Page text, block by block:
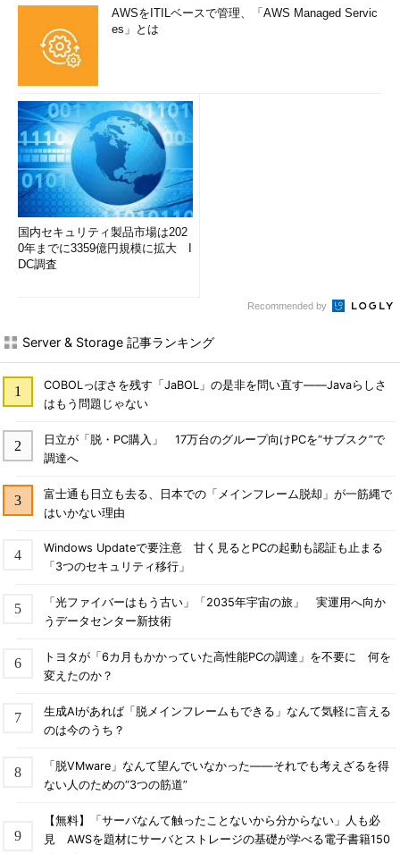
AWSをITILベースで管理、「AWS Managed Servic
es」とは
国内セキュリティ製品市場は202
0年までに3359億円規模に拡大 I
DC調査
Recommended by
Server & Storage 記事ランキング
COBOLっぽさを残す「JaBOL」の是非を問い直す――Javaらしさ
はもう問題じゃない
日立が「脱・PC購入」 17万台のグループ向けPCを“サブスク”で
調達へ
富士通も日立も去る、日本での「メインフレーム脱却」が一筋縄で
はいかない理由
Windows Updateで要注意 甘く見るとPCの起動も認証も止まる
「3つのセキュリティ移行」
「光ファイバーはもう古い」「2035年宇宙の旅」 実運用へ向か
うデータセンター新技術
トヨタが「6カ月もかかっていた高性能PCの調達」を不要に 何を
変えたのか？
生成AIがあれば「脱メインフレームもできる」なんて気軽に言える
のは今のうち？
「脱VMware」なんて望んでいなかった――それでも考えざるを得
ない人のための“3つの筋道”
【無料】「サーバなんて触ったことないから分からない」人も必
見 AWSを題材にサーバとストレージの基礎が学べる電子書籍150